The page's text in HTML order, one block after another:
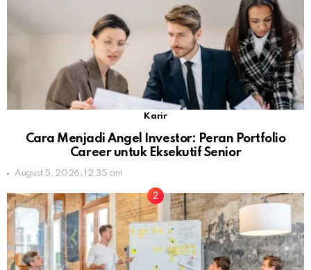
Karir
Cara Menjadi Angel Investor: Peran Portfolio
Career untuk Eksekutif Senior
August 5, 2026, 12:35 am